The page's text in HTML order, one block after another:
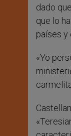
dado
que lo
países y
«Yo